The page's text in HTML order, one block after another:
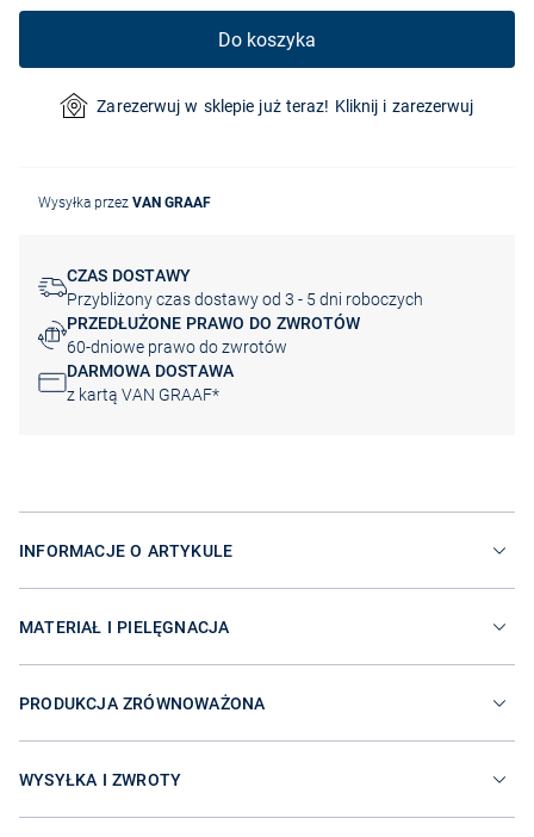
Do koszyka
Zarezerwuj w sklepie już teraz! Kliknij i zarezerwuj
Wysyłka przez VAN GRAAF
CZAS DOSTAWY
Przybliżony czas dostawy od 3 - 5 dni roboczych
PRZEDŁUŻONE PRAWO DO ZWROTÓW
60-dniowe prawo do zwrotów
DARMOWA DOSTAWA
z kartą VAN GRAAF*
INFORMACJE O ARTYKULE
MATERIAŁ I PIELĘGNACJA
PRODUKCJA ZRÓWNOWAŻONA
WYSYŁKA I ZWROTY